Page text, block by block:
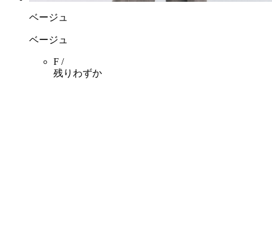
ベージュ
ベージュ
F /
残りわずか